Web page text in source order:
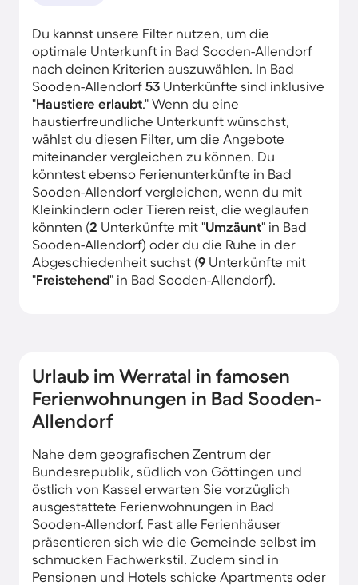
Du kannst unsere Filter nutzen, um die
optimale Unterkunft in Bad Sooden-Allendorf
nach deinen Kriterien auszuwählen. In Bad
Sooden-Allendorf 53 Unterkünfte sind inklusive
"Haustiere erlaubt." Wenn du eine
haustierfreundliche Unterkunft wünschst,
wählst du diesen Filter, um die Angebote
miteinander vergleichen zu können. Du
könntest ebenso Ferienunterkünfte in Bad
Sooden-Allendorf vergleichen, wenn du mit
Kleinkindern oder Tieren reist, die weglaufen
könnten (2 Unterkünfte mit "Umzäunt" in Bad
Sooden-Allendorf) oder du die Ruhe in der
Abgeschiedenheit suchst (9 Unterkünfte mit
"Freistehend" in Bad Sooden-Allendorf).
Urlaub im Werratal in famosen
Ferienwohnungen in Bad Sooden-
Allendorf
Nahe dem geografischen Zentrum der
Bundesrepublik, südlich von Göttingen und
östlich von Kassel erwarten Sie vorzüglich
ausgestattete Ferienwohnungen in Bad
Sooden-Allendorf. Fast alle Ferienhäuser
präsentieren sich wie die Gemeinde selbst im
schmucken Fachwerkstil. Zudem sind in
Pensionen und Hotels schicke Apartments oder